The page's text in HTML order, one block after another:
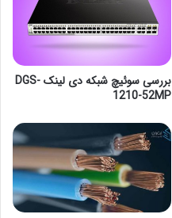
بررسی سوئیچ شبکه دی لینک DGS-
1210-52MP